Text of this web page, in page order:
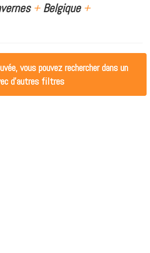
+Belgique +
vous pouvez rechercher dans un
d'autres filtres